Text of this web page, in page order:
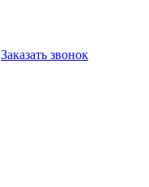
Заказать звонок